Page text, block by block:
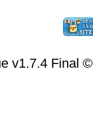
v1.7.4 Final